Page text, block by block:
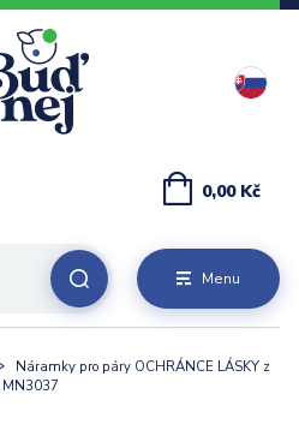
Menu
0,00 Kč
Náramky pro páry OCHRÁNCE LÁSKY z